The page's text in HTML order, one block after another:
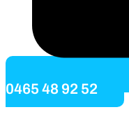
0465 48 92 52